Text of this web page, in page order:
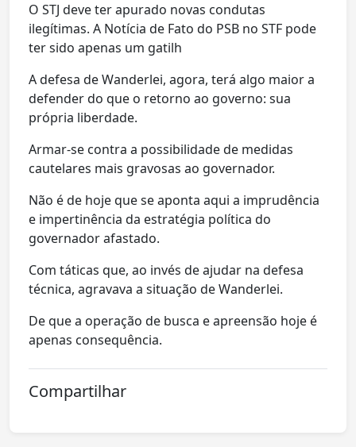
O STJ deve ter apurado novas condutas
ilegítimas. A Notícia de Fato do PSB no STF pode
ter sido apenas um gatilh
A defesa de Wanderlei, agora, terá algo maior a
defender do que o retorno ao governo: sua
própria liberdade.
Armar-se contra a possibilidade de medidas
cautelares mais gravosas ao governador.
Não é de hoje que se aponta aqui a imprudência
e impertinência da estratégia política do
governador afastado.
Com táticas que, ao invés de ajudar na defesa
técnica, agravava a situação de Wanderlei.
De que a operação de busca e apreensão hoje é
apenas consequência.
Compartilhar